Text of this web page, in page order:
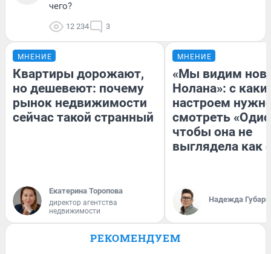
чего?
12 234 3
МНЕНИЕ
Квартиры дорожают,
но дешевеют: почему
рынок недвижимости
сейчас такой странный
Екатерина Торопова
директор агентства
недвижимости
МНЕНИЕ
«Мы видим
Нолана»: с
настроем
смотреть
чтобы она не
выглядела как
Надежда Губарь
РЕКОМЕНДУЕМ